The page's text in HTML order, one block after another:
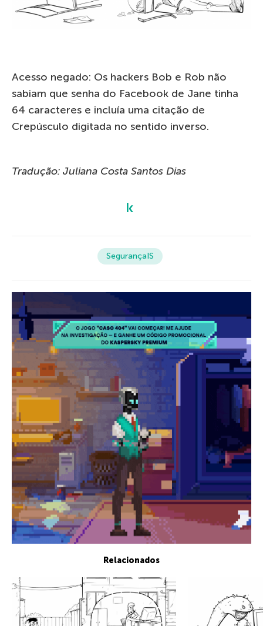
Acesso negado: Os hackers Bob e Rob não
sabiam que senha do Facebook de Jane tinha
64 caracteres e incluía uma citação de
Crepúsculo digitada no sentido inverso.
Tradução: Juliana Costa Santos Dias
SegurançaIS
Relacionados